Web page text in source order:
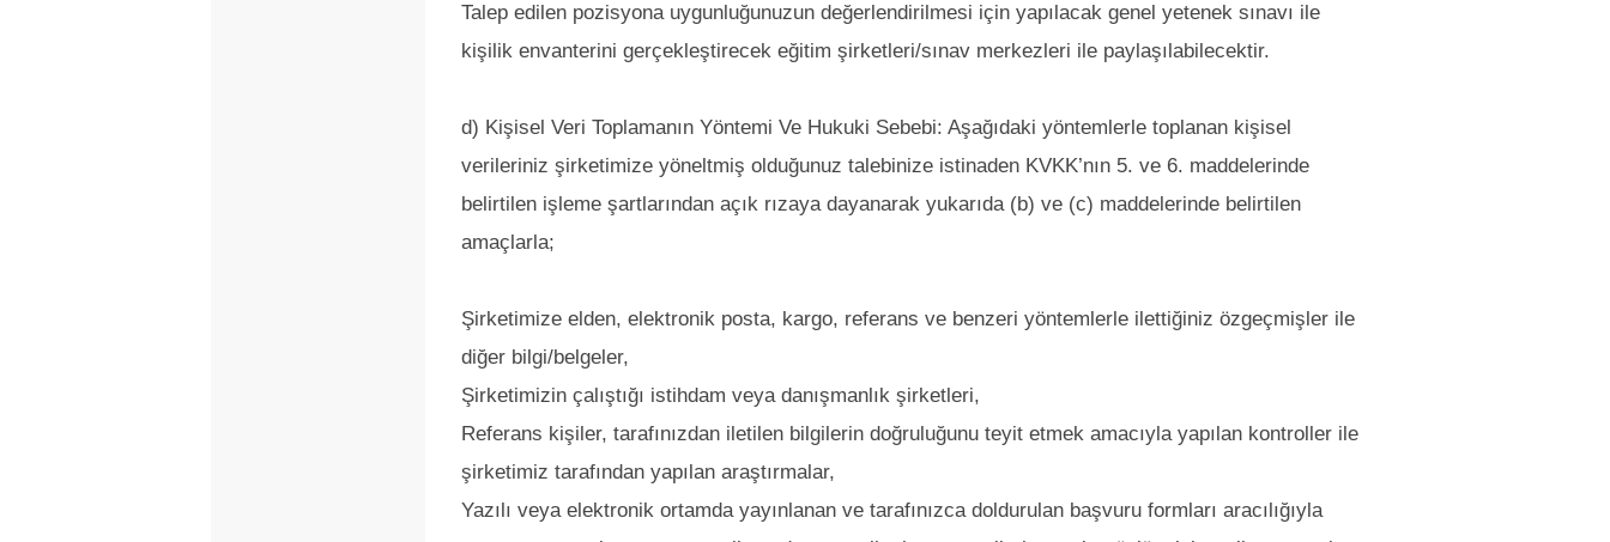
Talep edilen pozisyona uygunluğunuzun değerlendirilmesi için yapılacak genel yetenek sınavı ile
kişilik envanterini gerçekleştirecek eğitim şirketleri/sınav merkezleri ile paylaşılabilecektir.
d) Kişisel Veri Toplamanın Yöntemi Ve Hukuki Sebebi: Aşağıdaki yöntemlerle toplanan kişisel
verileriniz şirketimize yöneltmiş olduğunuz talebinize istinaden KVKK’nın 5. ve 6. maddelerinde
belirtilen işleme şartlarından açık rızaya dayanarak yukarıda (b) ve (c) maddelerinde belirtilen
amaçlarla;
Şirketimize elden, elektronik posta, kargo, referans ve benzeri yöntemlerle ilettiğiniz özgeçmişler ile
diğer bilgi/belgeler,
Şirketimizin çalıştığı istihdam veya danışmanlık şirketleri,
Referans kişiler, tarafınızdan iletilen bilgilerin doğruluğunu teyit etmek amacıyla yapılan kontroller ile
şirketimiz tarafından yapılan araştırmalar,
Yazılı veya elektronik ortamda yayınlanan ve tarafınızca doldurulan başvuru formları aracılığıyla